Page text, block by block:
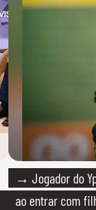
→ Jogador do
ao entrar com